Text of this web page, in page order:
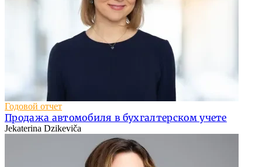
Годовой отчет
Продажа автомобиля в бухгалтерском учете
Jekaterina Dzikeviča